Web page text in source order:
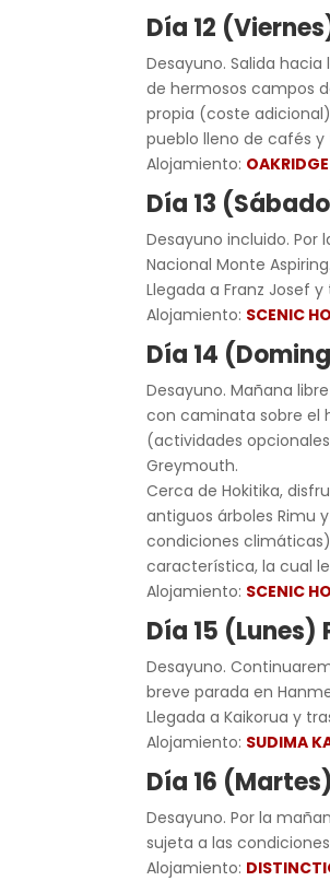
Día 12
Desayuno. Salida
de hermosos campos
propia (coste
pueblo lleno de cafés
Alojamiento:
Día 13
Desayuno incluido. Por
Nacional Monte
Llegada a Franz Josef
Alojamiento: SCENIC
Día 14
Desayuno. Mañana
con caminata sobre el
(actividades
Greymouth.
Cerca de Hokitika,
antiguos árboles Rimu
condiciones
característica, la cual
Alojamiento: SCENIC
Día 15 (Lunes)
Desayuno.
breve parada en
Llegada a Kaikorua y
Alojamiento: SUDIMA
Día 16 (Martes)
Desayuno. Por la
sujeta a las
Alojamiento: